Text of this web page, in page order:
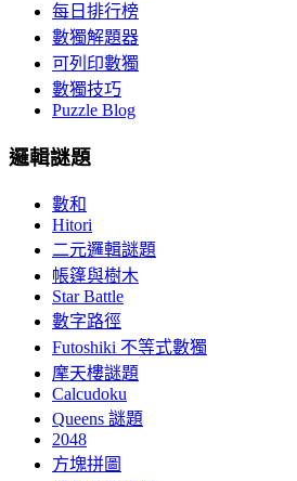
每日排行榜
數獨解題器
可列印數獨
數獨技巧
Puzzle Blog
邏輯謎題
數和
Hitori
二元邏輯謎題
帳篷與樹木
Star Battle
數字路徑
Futoshiki 不等式數獨
摩天樓謎題
Calcudoku
Queens 謎題
2048
方塊拼圖